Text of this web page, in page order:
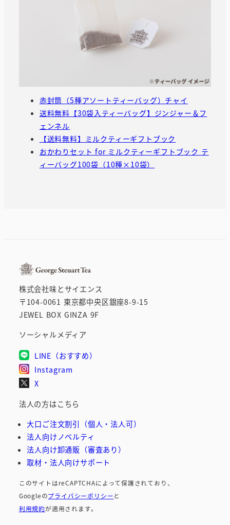
赤封筒（5種アソートティーバッグ）チャイ
送料無料【30袋入ティーバッグ】ジンジャー＆フ
ェンネル
【送料無料】ミルクティーギフトブック
おかわりセット for ミルクティーギフトブック テ
ィーバッグ100袋（10種×10袋）
株式会社味とサイエンス
〒104-0061 東京都中央区銀座8-9-15
JEWEL BOX GINZA 9F
ソーシャルメディア
LINE（おすすめ）
Instagram
X
法人の方はこちら
大口ご注文割引（個人・法人可）
法人向けノベルティ
法人向け卸通販（審査あり）
取材・法人向けサポート
このサイトはreCAPTCHAによって保護されており、
Googleのプライバシーポリシーと
利用規約が適用されます。